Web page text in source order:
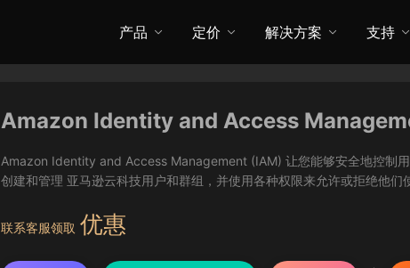
产品 定价 解决方案 支持
Amazon Identity and Access
Amazon Identity and Access Management (IAM) 让您能够安全地控制
创建和管理 亚马逊云科技用户和群组，并使用各种权限来允许或拒绝他们
联系客服领取 优惠